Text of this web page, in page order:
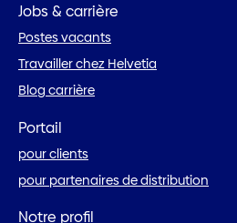
Jobs & carrière
Postes vacants
Travailler chez Helvetia
Blog carrière
Portail
pour clients
pour partenaires de distribution
Notre profil